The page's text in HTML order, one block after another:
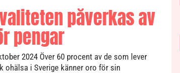
påverkas av
pengar
2024 Över 60 procent av de som lever
ohälsa i Sverige känner oro för sin